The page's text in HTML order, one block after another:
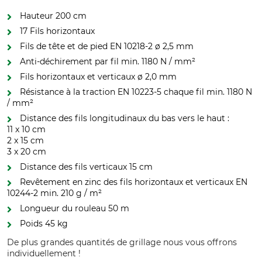
Hauteur 200 cm
17 Fils horizontaux
Fils de tête et de pied EN 10218-2 ø 2,5 mm
Anti-déchirement par fil min. 1180 N / mm²
Fils horizontaux et verticaux ø 2,0 mm
Résistance à la traction EN 10223-5 chaque fil min. 1180 N
/ mm²
Distance des fils longitudinaux du bas vers le haut :
11 x 10 cm
2 x 15 cm
3 x 20 cm
Distance des fils verticaux 15 cm
Revêtement en zinc des fils horizontaux et verticaux EN
10244-2 min. 210 g / m²
Longueur du rouleau 50 m
Poids 45 kg
De plus grandes quantités de grillage nous vous offrons
individuellement !